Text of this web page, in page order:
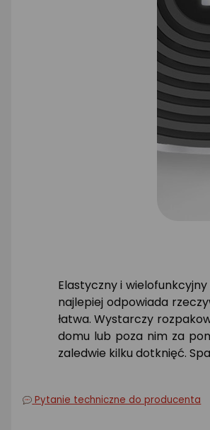
Elastyczny i
najlepiej odpowiada
łatwa. Wystarczy
domu lub poza nim za
zaledwie kilku dotknięć.
Pytanie techniczne do producenta